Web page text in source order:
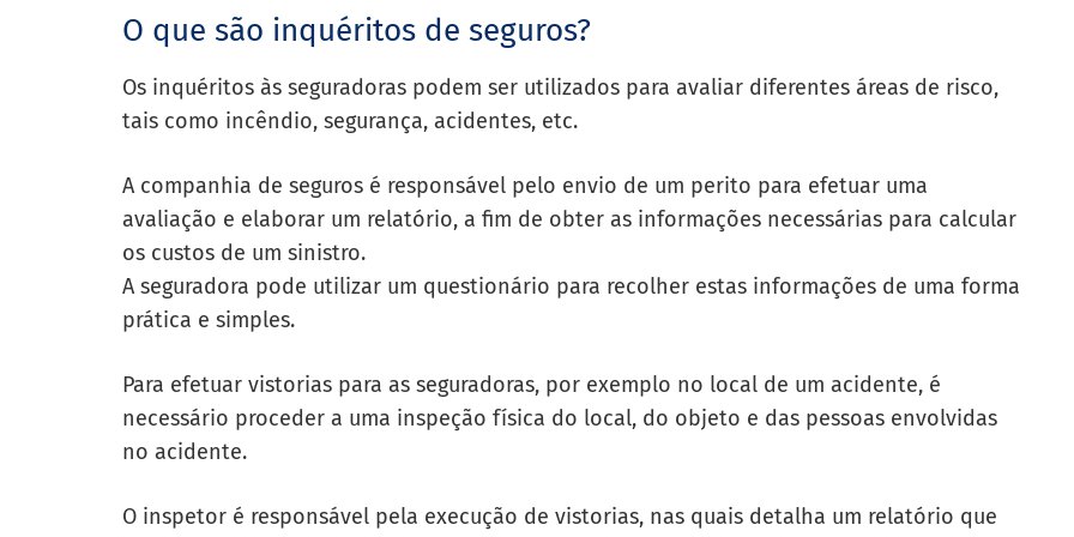
O que são inquéritos de seguros?
Os inquéritos às seguradoras podem ser utilizados para avaliar diferentes áreas de risco,
tais como incêndio, segurança, acidentes, etc.
A companhia de seguros é responsável pelo envio de um perito para efetuar uma
avaliação e elaborar um relatório, a fim de obter as informações necessárias para calcular
os custos de um sinistro.
A seguradora pode utilizar um questionário para recolher estas informações de uma forma
prática e simples.
Para efetuar vistorias para as seguradoras, por exemplo no local de um acidente, é
necessário proceder a uma inspeção física do local, do objeto e das pessoas envolvidas
no acidente.
O inspetor é responsável pela execução de vistorias, nas quais detalha um relatório que